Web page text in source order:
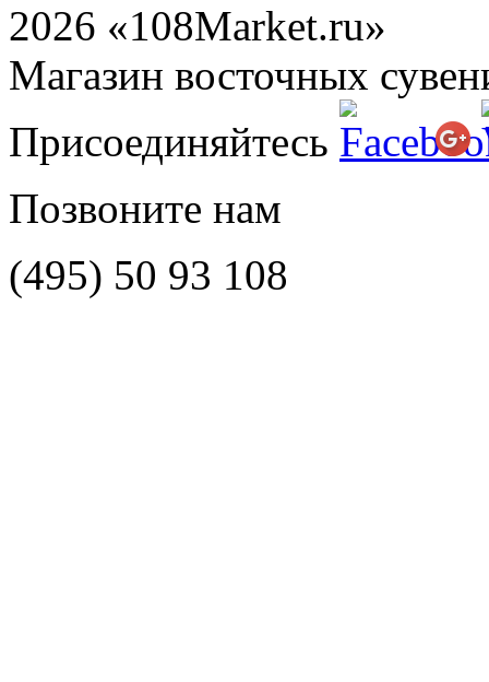
2026 «108Market.ru»
Магазин восточных
Присоединяйтесь
Позвоните нам
(495) 50 93 108